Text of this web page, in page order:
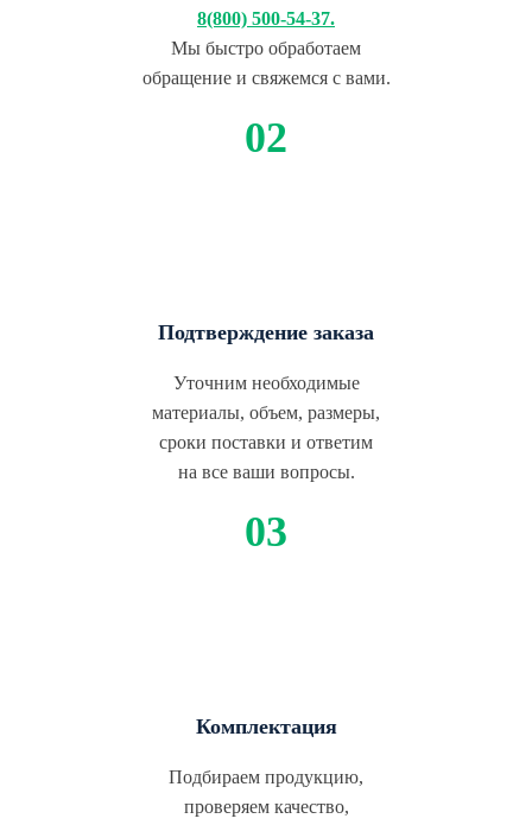
8(800) 500-54-37.
Мы быстро обработаем
обращение и свяжемся с вами.
Подтверждение заказа
Уточним необходимые
материалы, объем, размеры,
сроки поставки и ответим
на все ваши вопросы.
Комплектация
Подбираем продукцию,
проверяем качество,